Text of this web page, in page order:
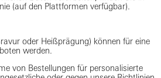
(auf den Plattformen verfügbar).
oder Heißprägung) können für eine
werden.
von Bestellungen für personalisierte